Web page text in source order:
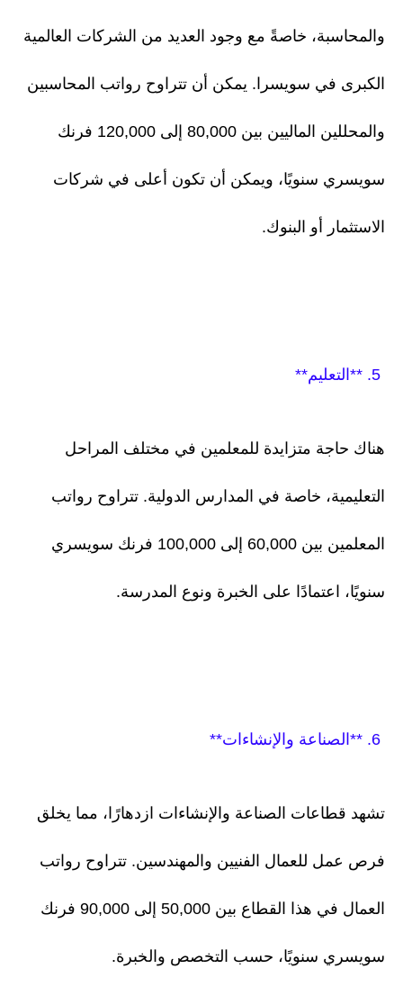
والمحاسبة، خاصةً مع وجود العديد من الشركات العالمية
الكبرى في سويسرا. يمكن أن تتراوح رواتب المحاسبين
والمحللين الماليين بين 80,000 إلى 120,000 فرنك
سويسري سنويًا، ويمكن أن تكون أعلى في شركات
الاستثمار أو البنوك.
هناك حاجة متزايدة للمعلمين في مختلف المراحل
التعليمية، خاصة في المدارس الدولية. تتراوح رواتب
المعلمين بين 60,000 إلى 100,000 فرنك سويسري
سنويًا، اعتمادًا على الخبرة ونوع المدرسة.
تشهد قطاعات الصناعة والإنشاءات ازدهارًا، مما يخلق
فرص عمل للعمال الفنيين والمهندسين. تتراوح رواتب
العمال في هذا القطاع بين 50,000 إلى 90,000 فرنك
سويسري سنويًا، حسب التخصص والخبرة.